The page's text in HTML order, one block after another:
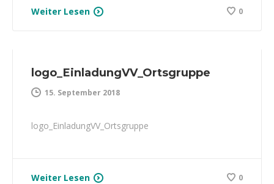
Weiter Lesen 0
logo_EinladungVV_Ortsgruppe
15. September 2018
logo_EinladungVV_Ortsgruppe
Weiter Lesen 0